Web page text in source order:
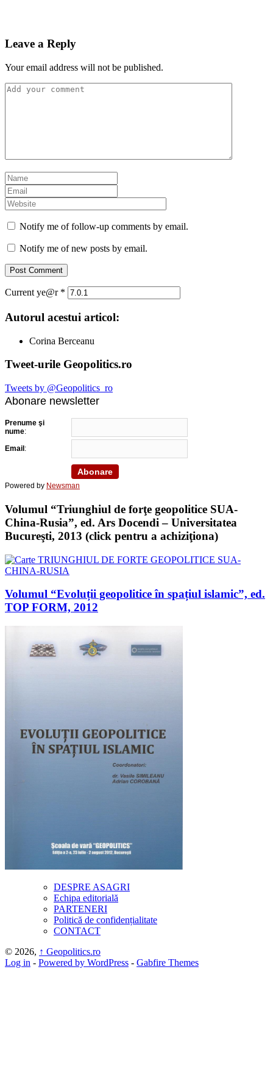
Leave a Reply
Your email address will not be published.
Notify me of follow-up comments by email.
Notify me of new posts by email.
Current ye@r *
Autorul acestui articol:
Corina Berceanu
Tweet-urile Geopolitics.ro
Tweets by @Geopolitics_ro
Abonare newsletter
Prenume şi
nume:
Email :
Powered by Newsman
Volumul “Triunghiul de forţe geopolitice SUA-
China-Rusia”, ed. Ars Docendi – Universitatea
Bucureşti, 2013 (click pentru a achiziţiona)
Volumul “Evoluții geopolitice în spațiul islamic”, ed.
TOP FORM, 2012
DESPRE ASAGRI
Echipa editorială
PARTENERI
Politică de confidențialitate
CONTACT
© 2026, ↑ Geopolitics.ro
Log in - Powered by WordPress - Gabfire Themes